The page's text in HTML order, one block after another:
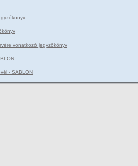
vonatkozó jegyzőkönyv
- SABLON